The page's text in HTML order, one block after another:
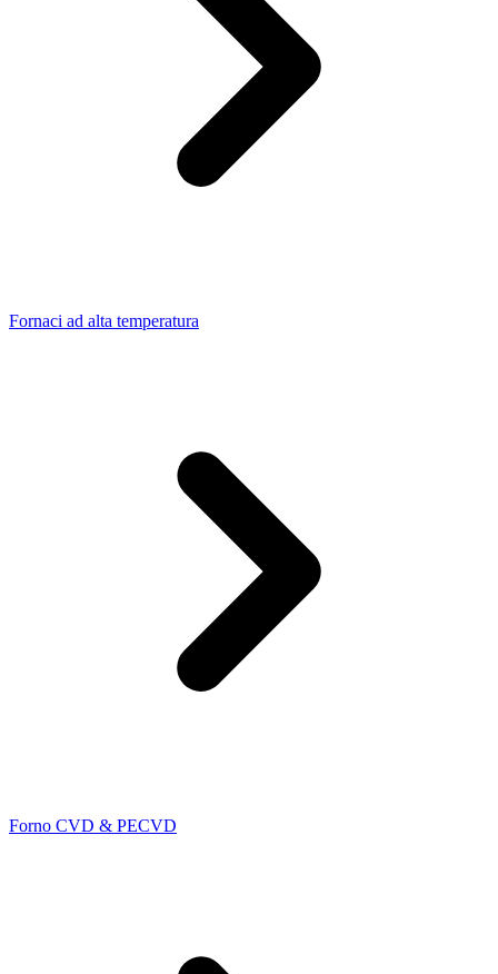
Fornaci ad alta temperatura
Forno CVD & PECVD